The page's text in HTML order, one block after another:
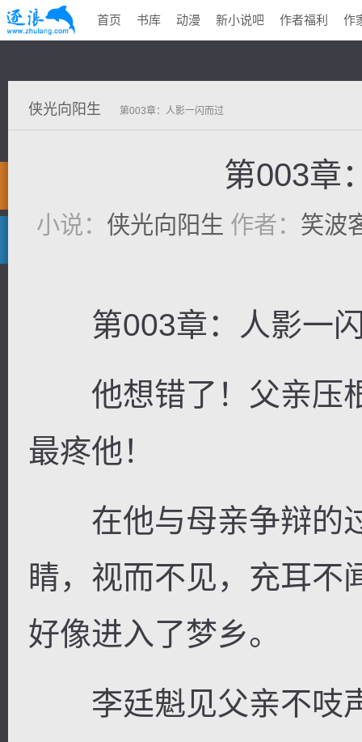
首页 书库 动漫 新小说吧 作者福利 作
侠光向阳生 第003章：人影一闪而过
第003章
小说： 侠光向阳生 作者： 笑波
第003章：人影一
他想错了！父亲压
最疼他！
在他与母亲争辩的
睛，视而不见，充耳不
好像进入了梦乡。
李廷魁见父亲不吱声